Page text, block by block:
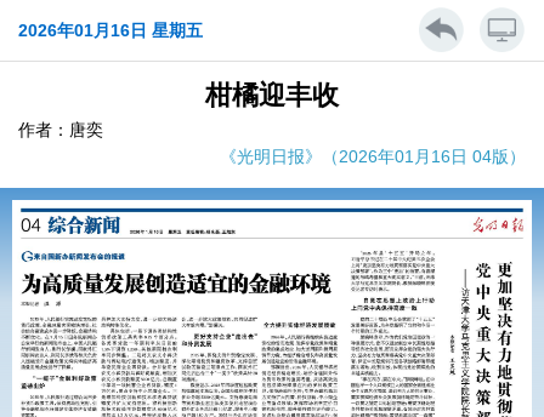
2026年01月16日 星期五
柑橘迎丰收
作者：唐奕
《光明日报》（2026年01月16日 04版）